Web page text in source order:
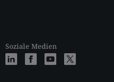
Soziale Medien